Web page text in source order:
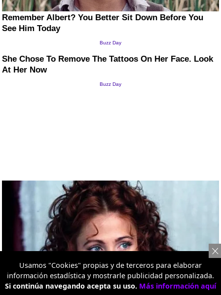
Usamos "Cookies" propias y de terceros para elaborar
información estadística y mostrarle publicidad personalizada.
Si continúa navegando acepta su uso. Más información aquí